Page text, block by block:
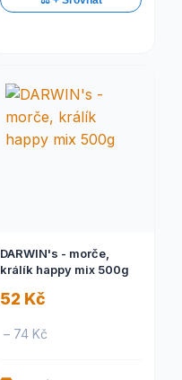
DARWIN's - morče,
králík happy mix 500g
52 Kč
– 74 Kč